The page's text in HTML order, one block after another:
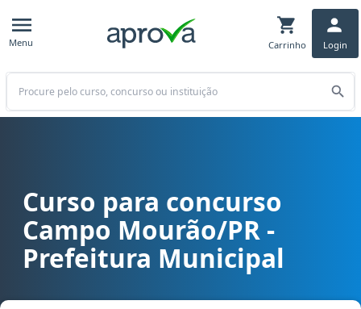
Menu Carrinho Login
Buscar
Curso para concurso Campo Mourão/PR - Prefeitura Municipal
Curso para concurso
Campo Mourão/PR -
Prefeitura Municipal